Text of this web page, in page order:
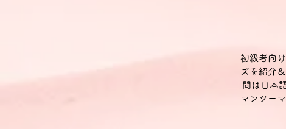
初級者向
ズを紹介
問は日本
マンツー